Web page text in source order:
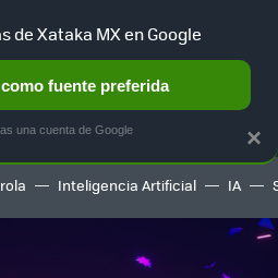
HOME AUTO TERRITORIO
Inteligencia Artificial IA
×
de Xataka MX en Google
fuente preferida
una cuenta de Google